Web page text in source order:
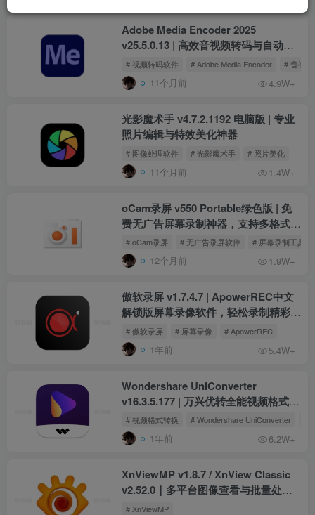
Adobe Media Encoder 2025
v25.5.0.13 | 高效音视频转码与自动化
编码工具
# 视频转码软件 # Adobe Media Encoder # 音视
11个月前 4.9W+
光影魔术手 v4.7.2.1192 电脑版 | 专业
照片编辑与特效美化神器
# 图像处理软件 # 光影魔术手 # 照片美化
11个月前 1.4W+
oCam录屏 v550 Portable绿色版 | 免
费无广告屏幕录制神器，支持多格式输
出
# oCam录屏 # 无广告录屏软件 # 屏幕录制工具
12个月前 1.9W+
傲软录屏 v1.7.4.7 | ApowerREC中文
解锁版屏幕录像软件，轻松录制精彩瞬
间
# 傲软录屏 # 屏幕录像 # ApowerREC
1年前 5.4W+
Wondershare UniConverter
v16.3.5.177 | 万兴优转全能视频格式转
换器，中文版解锁高级功能
# 视频格式转换 # Wondershare UniConverter
1年前 6.2W+
XnViewMP v1.8.7 / XnView Classic
v2.52.0｜多平台图像查看与批量处理
工具，小巧高效看图神器
# XnViewMP